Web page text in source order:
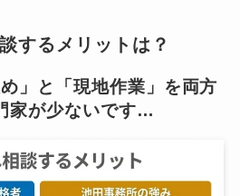
するメリットは？
」と「現地作業」を両方
家が少ないです…